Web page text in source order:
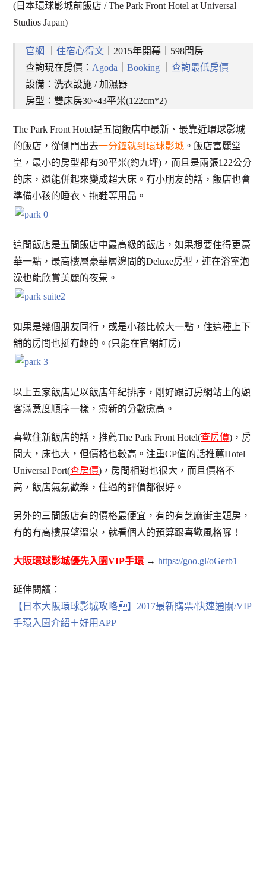
(日本環球影城前飯店 / The Park Front Hotel at Universal
Studios Japan)
官網 ｜住宿心得文 ｜2015年開幕｜598間房
查詢現在房價： Agoda ｜Booking
查詢最低房價
設備：洗衣設施 / 加濕器
房型：雙床房30~43平米(122cm*2)
The Park Front Hotel是五間飯店中最新、最靠近環球影城
的飯店，從側門出去一分鐘就到環球影城 。飯店富麗堂
皇，最小的房型都有30平米(約九坪)，而且是兩張122公分
的床，還能併起來變成超大床。有小朋友的話，飯店也會
準備小孩的睡衣、拖鞋等用品。
這間飯店是五間飯店中最高級的飯店，如果想要住得更豪
華一點，最高樓層豪華層邊間的Deluxe房型，連在浴室泡
澡也能欣賞美麗的夜景。
如果是幾個朋友同行，或是小孩比較大一點，住這種上下
舖的房間也挺有趣的。(只能在官網訂房)
以上五家飯店是以飯店年紀排序，剛好跟訂房網站上的顧
客滿意度順序一樣，愈新的分數愈高。
喜歡住新飯店的話，推薦The Park Front Hotel(查房價)，房
間大，床也大，但價格也較高。注重CP值的話推薦Hotel
Universal Port(查房價)，房間相對也很大，而且價格不
高，飯店氣氛歡樂，住過的評價都很好。
另外的三間飯店有的價格最便宜，有的有芝麻街主題房，
有的有高樓展望溫泉，就看個人的預算跟喜歡風格囉！
大阪環球影城優先入園VIP手環 →https://goo.gl/oGerb1
延伸閱讀：
【日本大阪環球影城攻略】2017最新購票/快速通關/VIP
手環入園介紹＋好用APP